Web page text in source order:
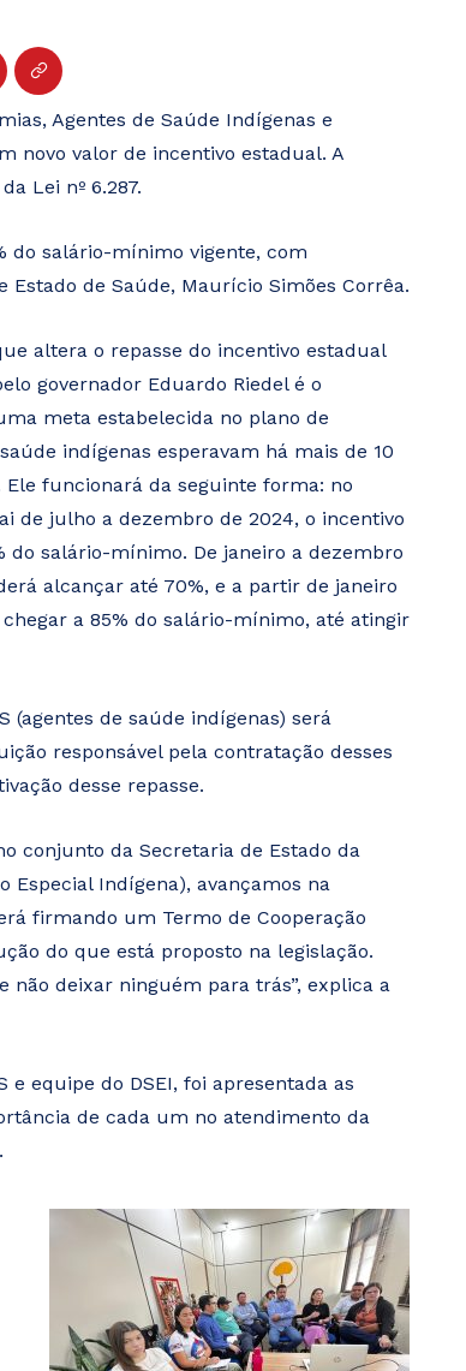
Agentes de Saúde Indígenas e
novo valor de incentivo estadual. A
Lei nº 6.287.
do salário-mínimo vigente, com
de Saúde, Maurício Simões Corrêa.
altera o repasse do incentivo estadual
governador Eduardo Riedel é o
meta estabelecida no plano de
indígenas esperavam há mais de 10
Ele funcionará da seguinte forma: no
de julho a dezembro de 2024, o incentivo
do salário-mínimo. De janeiro a dezembro
alcançar até 70%, e a partir de janeiro
a 85% do salário-mínimo, até atingir
(agentes de saúde indígenas) será
responsável pela contratação desses
desse repasse.
conjunto da Secretaria de Estado da
Especial Indígena), avançamos na
firmando um Termo de Cooperação
do que está proposto na legislação.
não deixar ninguém para trás”, explica a
equipe do DSEI, foi apresentada as
de cada um no atendimento da